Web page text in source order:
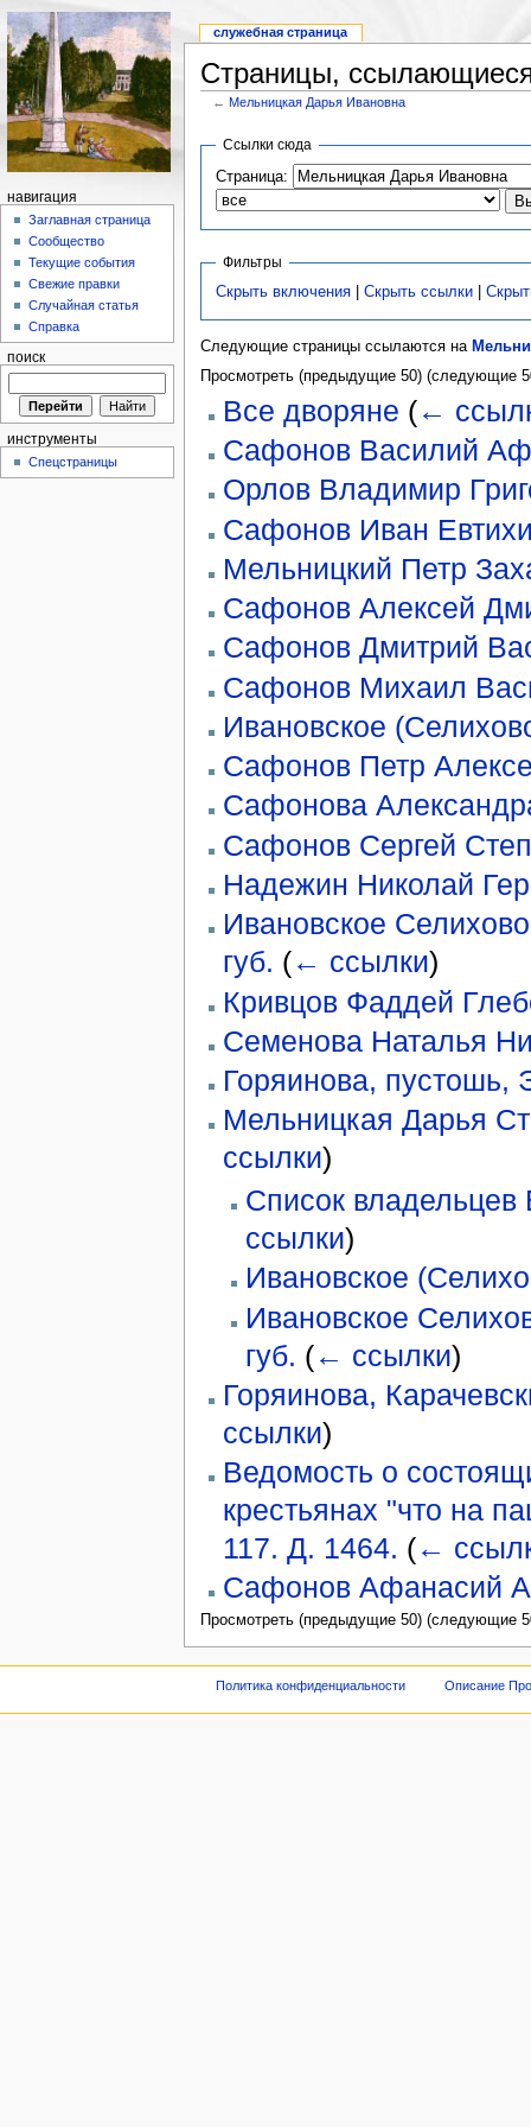
Страницы,
←Мельницкая Дарья Ивановна
Ссылки сюда
Страница:
Фильтры
Скрыть включения |Скрыть ссылки |
Следующие страницы ссылаются на
Просмотреть (предыдущие 50) (следующие
Все дворяне (←
Сафонов Василий
Орлов Владимир
Сафонов Иван
Мельницкий Петр
Сафонов Алексей
Сафонов Дмитрий
Сафонов Михаил
Ивановское
Сафонов Петр
Сафонова
Сафонов Сергей
Надежин Николай
Ивановское
губ. (← ссылки)
Кривцов Фаддей
Семенова Наталья
Горяинова, пустошь,
Мельницкая Дарья
ссылки)
Список владельцев
ссылки)
Ивановское
Ивановское
губ. (← ссылки)
Горяинова,
ссылки)
Ведомость о
крестьянах "что на
117. Д. 1464. (←
Сафонов Афанасий
Просмотреть (предыдущие 50) (следующие
служебная страница
навигация
Заглавная страница
Сообщество
Текущие события
Свежие правки
Случайная статья
Справка
поиск
инструменты
Спецстраницы
Политика конфиденциальности Описание